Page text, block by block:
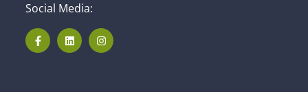
Social Media: